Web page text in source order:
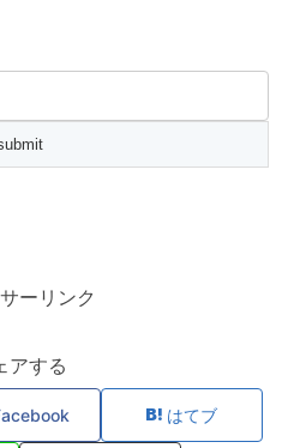
ーリンク
アする
はてブ